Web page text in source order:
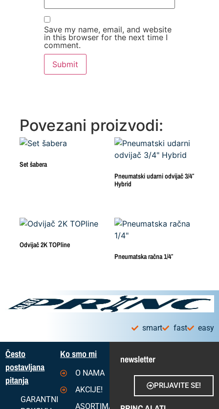
Save my name, email, and website
in this browser for the next time I
comment.
Povezani proizvodi:
Set šabera
Pneumatski udarni odvijač 3/4″
Hybrid
Odvijač 2K TOPline
Pneumatska račna 1/4″
smart fast easy
Često
postavljana
pitanja
GARANTNI
Ko smo mi
O NAMA
AKCIJE!
ASORTIMAN
newsletter
PRIJAVITE SE!